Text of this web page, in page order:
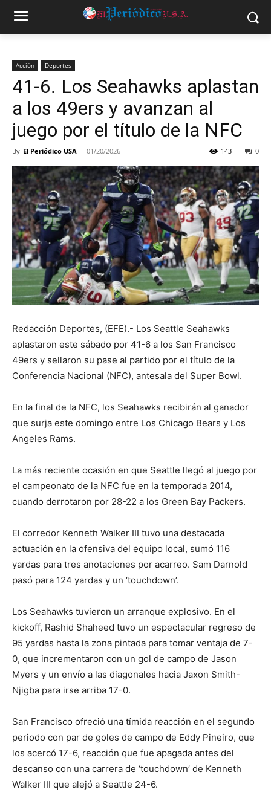
Acción Deportes
41-6. Los Seahawks aplastan
a los 49ers y avanzan al
juego por el título de la NFC
By El Periódico USA - 01/20/2026 0
143
Redacción Deportes, (EFE).- Los Seattle Seahawks
aplastaron este sábado por 41-6 a los San Francisco
49ers y sellaron su pase al partido por el título de la
Conferencia Nacional (NFC), antesala del Super Bowl.
En la final de la NFC, los Seahawks recibirán al ganador
que surja este domingo entre Los Chicago Bears y Los
Angeles Rams.
La más reciente ocasión en que Seattle llegó al juego por
el campeonato de la NFC fue en la temporada 2014,
cuando derrotaron por 28-22 a los Green Bay Packers.
El corredor Kenneth Walker III tuvo una destacada
actuación en la ofensiva del equipo local, sumó 116
yardas para tres anotaciones por acarreo. Sam Darnold
pasó para 124 yardas y un ‘touchdown’.
Los Seahawks tuvieron un arranque explosivo. En el
kickoff, Rashid Shaheed tuvo un espectacular regreso de
95 yardas hasta la zona pintada para tomar ventaja de 7-
0, que incrementaron con un gol de campo de Jason
Myers y un envío a las diagonales hacia Jaxon Smith-
Njigba para irse arriba 17-0.
San Francisco ofreció una tímida reacción en el segundo
periodo con par de goles de campo de Eddy Pineiro, que
los acercó 17-6, reacción que fue apagada antes del
descanso con una carrera de ‘touchdown’ de Kenneth
Walker III que alejó a Seattle 24-6.